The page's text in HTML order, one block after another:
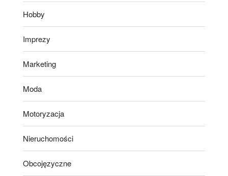
Hobby
Imprezy
Marketing
Moda
Motoryzacja
Nieruchomości
Obcojęzyczne